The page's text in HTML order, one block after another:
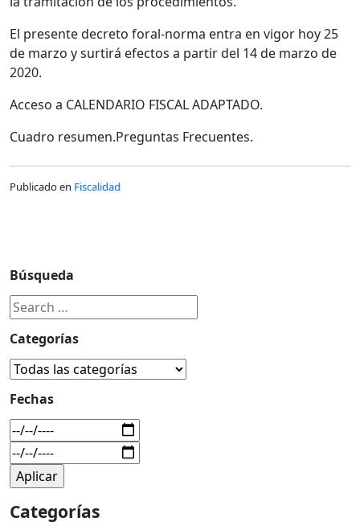
El presente decreto foral-norma entra en vigor hoy 25
de marzo y surtirá efectos a partir del 14 de marzo de
2020.
Acceso a CALENDARIO FISCAL ADAPTADO.
Cuadro resumen.Preguntas Frecuentes.
Publicado en Fiscalidad
Búsqueda
Categorías
Fechas
Categorías